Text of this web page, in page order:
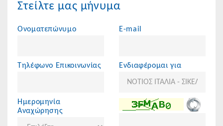
Στείλτε μας μήνυμα
Ονοματεπώνυμο E-mail
Τηλέφωνο Επικοινωνίας Ενδιαφέρομαι για
Ημερομηνία
Αναχώρησης